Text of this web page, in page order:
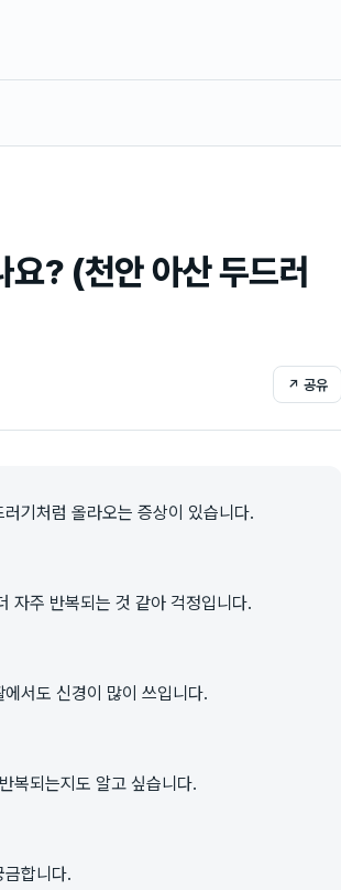
? (천안 아산 두드러
↗ 공유
기처럼 올라오는 증상이 있습니다.
자주 반복되는 것 같아 걱정입니다.
서도 신경이 많이 쓰입니다.
복되는지도 알고 싶습니다.
합니다.